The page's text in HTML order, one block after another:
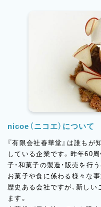
nicoe（ニコエ）について
『有限会社春華堂』は誰もが
している企業です。昨年60
子・和菓子の製造・販売を行
お菓子や食に係わる様々な事
歴史ある会社ですが、新し
ます。